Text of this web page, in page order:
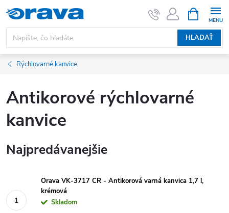
Prejsť na obsah
HĽADAŤ
Rýchlovarné kanvice
Antikorové rýchlovarné
kanvice
Najpredávanejšie
Orava VK-3717 CR - Antikorová varná kanvica 1,7 l,
krémová
Skladom